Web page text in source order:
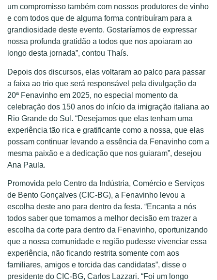
um compromisso também com nossos produtores de vinho
e com todos que de alguma forma contribuíram para a
grandiosidade deste evento. Gostaríamos de expressar
nossa profunda gratidão a todos que nos apoiaram ao
longo desta jornada”, contou Thaís.
Depois dos discursos, elas voltaram ao palco para passar
a faixa ao trio que será responsável pela divulgação da
20ª Fenavinho em 2025, no especial momento da
celebração dos 150 anos do início da imigração italiana ao
Rio Grande do Sul. “Desejamos que elas tenham uma
experiência tão rica e gratificante como a nossa, que elas
possam continuar levando a essência da Fenavinho com a
mesma paixão e a dedicação que nos guiaram”, desejou
Ana Paula.
Promovida pelo Centro da Indústria, Comércio e Serviços
de Bento Gonçalves (CIC-BG), a Fenavinho levou a
escolha deste ano para dentro da festa. “Encanta a nós
todos saber que tomamos a melhor decisão em trazer a
escolha da corte para dentro da Fenavinho, oportunizando
que a nossa comunidade e região pudesse vivenciar essa
experiência, não ficando restrita somente com aos
familiares, amigos e torcida das candidatas”, disse o
presidente do CIC-BG, Carlos Lazzari. “Foi um longo